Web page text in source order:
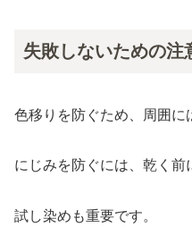
失敗しないための注
色移りを防ぐため、周囲に
にじみを防ぐには、乾く前
試し染めも重要です。